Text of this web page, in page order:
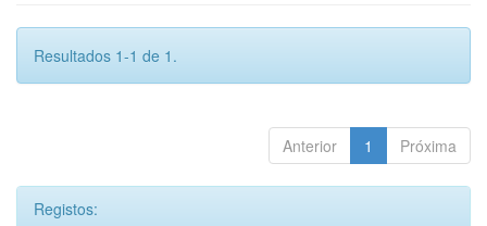
Resultados 1-1 de 1.
Anterior 1 Próxima
Registos: